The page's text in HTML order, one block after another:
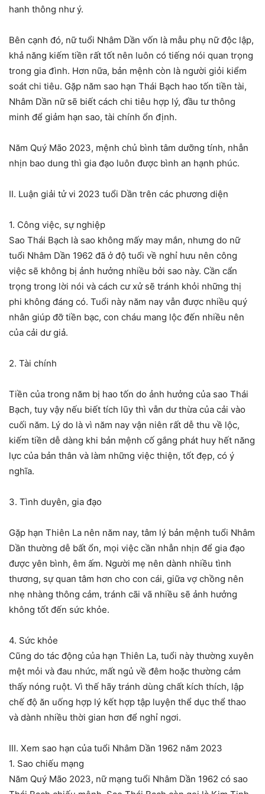
hanh thông như ý.
Bên cạnh đó, nữ tuổi Nhâm Dần vốn là mẫu phụ nữ độc lập,
khả năng kiếm tiền rất tốt nên luôn có tiếng nói quan trọng
trong gia đình. Hơn nữa, bản mệnh còn là người giỏi kiểm
soát chi tiêu. Gặp năm sao hạn Thái Bạch hao tốn tiền tài,
Nhâm Dần nữ sẽ biết cách chi tiêu hợp lý, đầu tư thông
minh để giảm hạn sao, tài chính ổn định.
Năm Quý Mão 2023, mệnh chủ bình tâm dưỡng tính, nhẫn
nhịn bao dung thì gia đạo luôn được bình an hạnh phúc.
II. Luận giải tử vi 2023 tuổi Dần trên các phương diện
1. Công việc, sự nghiệp
Sao Thái Bạch là sao không mấy may mắn, nhưng do nữ
tuổi Nhâm Dần 1962 đã ở độ tuổi về nghỉ hưu nên công
việc sẽ không bị ảnh hưởng nhiều bởi sao này. Cần cẩn
trọng trong lời nói và cách cư xử sẽ tránh khỏi những thị
phi không đáng có. Tuổi này năm nay vẫn được nhiều quý
nhân giúp đỡ tiền bạc, con cháu mang lộc đến nhiều nên
của cải dư giả.
2. Tài chính
Tiền của trong năm bị hao tốn do ảnh hưởng của sao Thái
Bạch, tuy vậy nếu biết tích lũy thì vẫn dư thừa của cải vào
cuối năm. Lý do là vì năm nay vận niên rất dễ thu về lộc,
kiếm tiền dễ dàng khi bản mệnh cố gắng phát huy hết năng
lực của bản thân và làm những việc thiện, tốt đẹp, có ý
nghĩa.
3. Tình duyên, gia đạo
Gặp hạn Thiên La nên năm nay, tâm lý bản mệnh tuổi Nhâm
Dần thường dễ bất ổn, mọi việc cần nhẫn nhịn để gia đạo
được yên bình, êm ấm. Người mẹ nên dành nhiều tình
thương, sự quan tâm hơn cho con cái, giữa vợ chồng nên
nhẹ nhàng thông cảm, tránh cãi vã nhiều sẽ ảnh hưởng
không tốt đến sức khỏe.
4. Sức khỏe
Cũng do tác động của hạn Thiên La, tuổi này thường xuyên
mệt mỏi và đau nhức, mất ngủ về đêm hoặc thường cảm
thấy nóng ruột. Vì thế hãy tránh dùng chất kích thích, lập
chế độ ăn uống hợp lý kết hợp tập luyện thể dục thể thao
và dành nhiều thời gian hơn để nghỉ ngơi.
III. Xem sao hạn của tuổi Nhâm Dần 1962 năm 2023
1. Sao chiếu mạng
Năm Quý Mão 2023, nữ mạng tuổi Nhâm Dần 1962 có sao